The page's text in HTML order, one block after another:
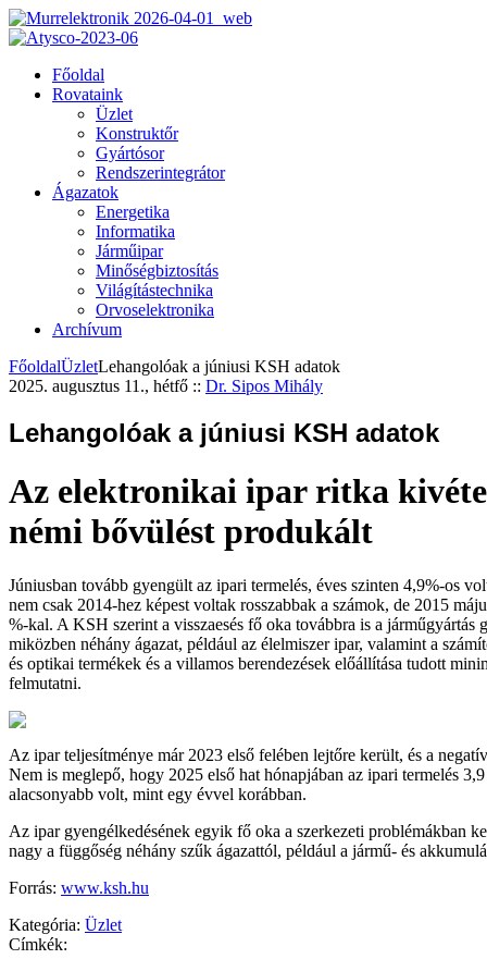
Főoldal
Rovataink
Üzlet
Konstruktőr
Gyártósor
Rendszerintegrátor
Ágazatok
Energetika
Informatika
Járműipar
Minőségbiztosítás
Világítástechnika
Orvoselektronika
Archívum
FőoldalÜzletLehangolóak a júniusi KSH adatok
2025. augusztus 11., hétfő :: Dr. Sipos Mihály
Lehangolóak a júniusi KSH adatok
Az elektronikai ipar ritka
némi bővülést produkált
Júniusban tovább gyengült az ipari termelés, éves szinten 4,9%-os
nem csak 2014-hez képest voltak rosszabbak a számok, de 2015
%-kal. A KSH szerint a visszaesés fő oka továbbra is a járműgyártás
miközben néhány ágazat, például az élelmiszer ipar, valamint a
és optikai termékek és a villamos berendezések előállítása tudott
felmutatni.
Az ipar teljesítménye már 2023 első felében lejtőre került, és a
Nem is meglepő, hogy 2025 első hat hónapjában az ipari termelés
alacsonyabb volt, mint egy évvel korábban.
Az ipar gyengélkedésének egyik fő oka a szerkezeti problémákban
nagy a függőség néhány szűk ágazattól, például a jármű- és
Forrás: www.ksh.hu
Kategória: Üzlet
Címkék: